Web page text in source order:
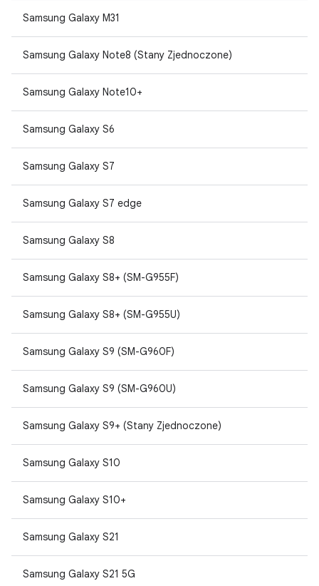
Samsung Galaxy M31
Samsung Galaxy Note8 (Stany Zjednoczone)
Samsung Galaxy Note10+
Samsung Galaxy S6
Samsung Galaxy S7
Samsung Galaxy S7 edge
Samsung Galaxy S8
Samsung Galaxy S8+ (SM-G955F)
Samsung Galaxy S8+ (SM-G955U)
Samsung Galaxy S9 (SM-G960F)
Samsung Galaxy S9 (SM-G960U)
Samsung Galaxy S9+ (Stany Zjednoczone)
Samsung Galaxy S10
Samsung Galaxy S10+
Samsung Galaxy S21
Samsung Galaxy S21 5G